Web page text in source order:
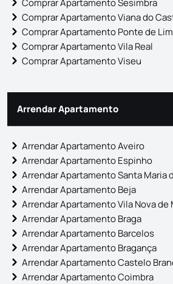
Comprar Apartamento Sesimbra
Comprar Apartamento Viana do
Comprar Apartamento Ponte de
Comprar Apartamento Vila Real
Comprar Apartamento Viseu
Arrendar Apartamento
Arrendar Apartamento Aveiro
Arrendar Apartamento Espinho
Arrendar Apartamento Santa Maria
Arrendar Apartamento Beja
Arrendar Apartamento Vila Nova
Arrendar Apartamento Braga
Arrendar Apartamento Barcelos
Arrendar Apartamento Bragança
Arrendar Apartamento Castelo
Arrendar Apartamento Coimbra